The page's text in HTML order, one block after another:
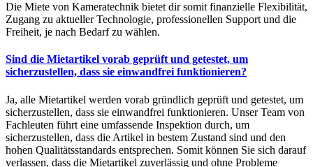
Die Miete von Kameratechnik bietet dir somit finanzielle Flexibilität,
Zugang zu aktueller Technologie, professionellen Support und die
Freiheit, je nach Bedarf zu wählen.
Sind die Mietartikel vorab geprüft und getestet, um
sicherzustellen, dass sie einwandfrei funktionieren?
Ja, alle Mietartikel werden vorab gründlich geprüft und getestet, um
sicherzustellen, dass sie einwandfrei funktionieren. Unser Team von
Fachleuten führt eine umfassende Inspektion durch, um
sicherzustellen, dass die Artikel in bestem Zustand sind und den
hohen Qualitätsstandards entsprechen. Somit können Sie sich darauf
verlassen, dass die Mietartikel zuverlässig und ohne Probleme